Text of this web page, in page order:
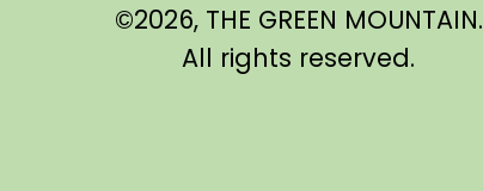
©2026, THE GREEN MOUNTAIN.
All rights reserved.